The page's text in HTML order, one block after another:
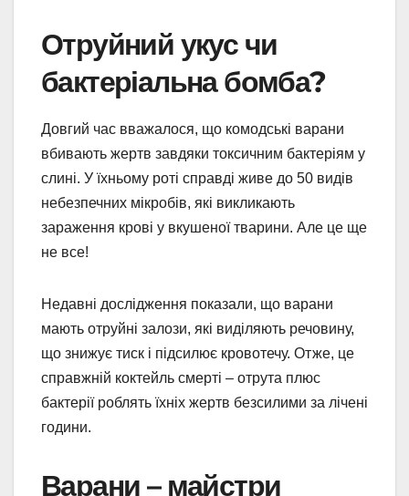
Отруйний укус чи
бактеріальна бомба?
Довгий час вважалося, що комодські варани
вбивають жертв завдяки токсичним бактеріям у
слині. У їхньому роті справді живе до 50 видів
небезпечних мікробів, які викликають
зараження крові у вкушеної тварини. Але це ще
не все!
Недавні дослідження показали, що варани
мають отруйні залози, які виділяють речовину,
що знижує тиск і підсилює кровотечу. Отже, це
справжній коктейль смерті – отрута плюс
бактерії роблять їхніх жертв безсилими за лічені
години.
Варани – майстри